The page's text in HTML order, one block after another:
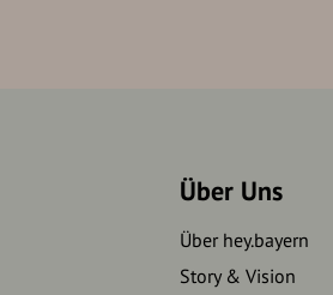
Über Uns
Über hey.bayern
Story & Vision